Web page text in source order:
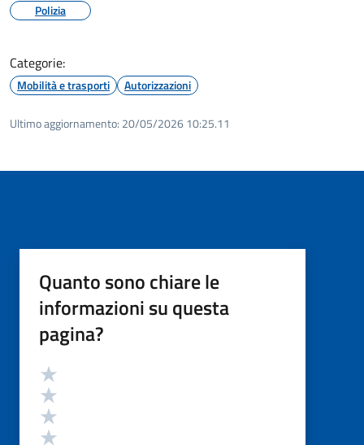
Polizia
Categorie:
Mobilità e trasporti Autorizzazioni
Ultimo aggiornamento: 20/05/2026 10:25.11
Quanto sono chiare le
informazioni su questa
pagina?
Valutazione